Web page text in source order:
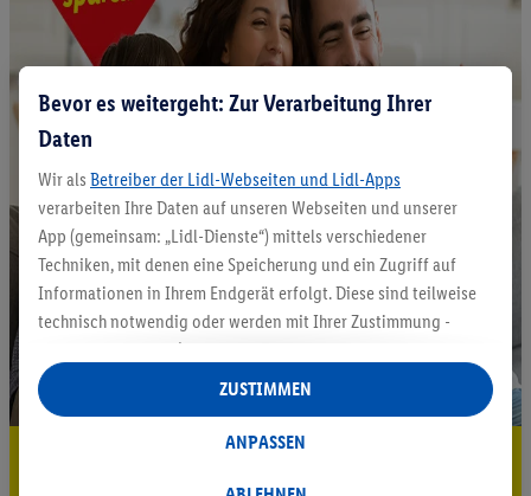
Bevor es weitergeht: Zur Verarbeitung Ihrer
Daten
Wir als Betreiber der Lidl-Webseiten und Lidl-Apps
verarbeiten Ihre Daten auf unseren Webseiten und unserer
App (gemeinsam: „Lidl-Dienste“) mittels verschiedener
Techniken, mit denen eine Speicherung und ein Zugriff auf
Informationen in Ihrem Endgerät erfolgt. Diese sind teilweise
technisch notwendig oder werden mit Ihrer Zustimmung -
auch durch Partner (u.a.
Verantwortliche; im Zusammenhang mit dem IAB TCF
insgesamt
Statistik-Erstellung oder für personalisierte Werbung
Datenverarbeitungen für personalisierte Werbung werden
ANPASSEN
ZUSTIMMEN